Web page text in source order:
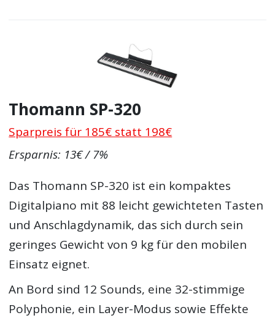
Thomann SP-320
Sparpreis für 185€ statt 198€
Ersparnis: 13€ / 7%
Das Thomann SP-320 ist ein kompaktes
Digitalpiano mit 88 leicht gewichteten Tasten
und Anschlagdynamik, das sich durch sein
geringes Gewicht von 9 kg für den mobilen
Einsatz eignet.
An Bord sind 12 Sounds, eine 32-stimmige
Polyphonie, ein Layer-Modus sowie Effekte